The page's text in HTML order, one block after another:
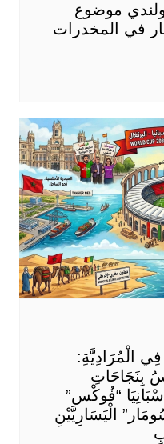
موضوع
في المخدرات
الْمُرَادِيَّةِ:
بِنَجَاحَاتِ
“فُوكْس”
الْيَسَارِيَّيْنِ